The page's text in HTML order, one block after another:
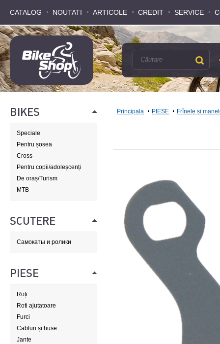
CATALOG NOUTATI ARTICOLE CREDIT SERVICE
CATALOG NOUTATI ARTICOLE CREDIT SERVICE
BIKES
Speciale
Pentru șosea
Cross
Pentru copii/adoleșcenți
De oraș/Turism
MTB
SCUTERE
Самокаты и ролики
PIESE
Roți
Roti ajutatoare
Furci
Cabluri și huse
Jante
Principala PIESE Frînele și